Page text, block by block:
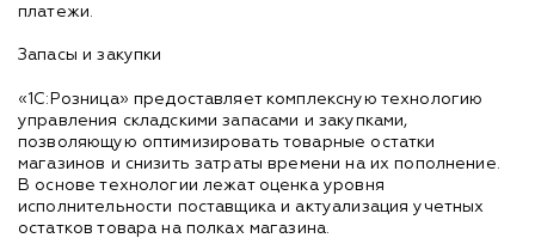
платежи.
Запасы и закупки
«1С:Розница» предоставляет комплексную технологию
управления складскими запасами и закупками,
позволяющую оптимизировать товарные остатки
магазинов и снизить затраты времени на их пополнение.
В основе технологии лежат оценка уровня
исполнительности поставщика и актуализация учетных
остатков товара на полках магазина.